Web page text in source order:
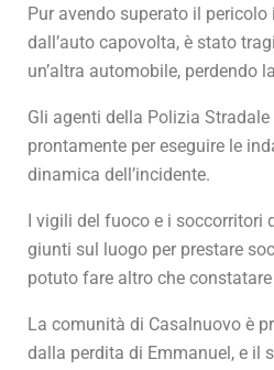
Pur avendo superato il
dall’auto capovolta, è stato
un’altra automobile, perdendo
Gli agenti della Polizia
prontamente per eseguire le
dinamica dell’incidente.
I vigili del fuoco e i soccorritori
giunti sul luogo per prestare
potuto fare altro che
La comunità di Casalnuovo è
dalla perdita di Emmanuel, e il